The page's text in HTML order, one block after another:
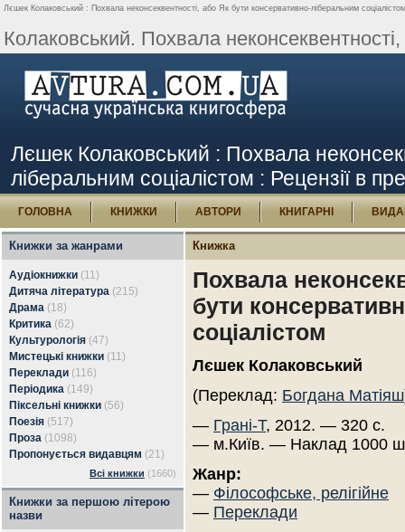
Лєшек Колаковський : Похвала неконсеквентності, або Як бути консервативно-ліберальним
Колаковський. Похвала
Лєшек Колаковський : Похвала
ліберальним соціалістом : Рецензії в
ГОЛОВНА КНИЖКИ АВТОРИ КНИГАРНІ
Книжки за жанрами
Аудіокнижки (11)
Дитяча література (215)
Драма (18)
Критика (62)
Культурологія (47)
Мистецькі книжки (11)
Переклади (116)
Періодика (149)
Піксельні книжки (56)
Поезія (517)
Проза (1098)
Пропонується видавцям (21)
Всі книжки (1660)
Книжки за першою літерою
назви
Книжка
Похвала
бути
соціалістом
Лєшек Колаковський
(Переклад: Богдана Матіяш
— Грані-Т, 2012. — 320 с.
— м.Київ. — Наклад 1000
Жанр:
— Філософське, релігійне
— Переклади